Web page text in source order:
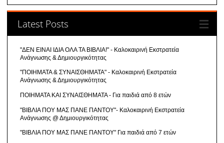
Latest Posts
"ΔΕΝ ΕΙΝΑΙ ΙΔΙΑ ΟΛΑ ΤΑ ΒΙΒΛΙΑ!" - Καλοκαιρινή Εκστρατεία
Ανάγνωσης & Δημιουργικότητας
"ΠΟΙΗΜΑΤΑ & ΣΥΝΑΙΣΘΗΜΑΤΑ" - Καλοκαιρινή Εκστρατεία
Ανάγνωσης & Δημιουργικότητας
ΠΟΙΗΜΑΤΑ ΚΑΙ ΣΥΝΑΙΣΘΗΜΑΤΑ - Για παιδιά από 8 ετών
"ΒΙΒΛΙΑ ΠΟΥ ΜΑΣ ΠΑΝΕ ΠΑΝΤΟΥ"- Καλοκαιρινή Εκστρατεία
Ανάγνωσης @ Δημιουργικότητας
"ΒΙΒΛΙΑ ΠΟΥ ΜΑΣ ΠΑΝΕ ΠΑΝΤΟΥ" Για παιδιά από 7 ετών